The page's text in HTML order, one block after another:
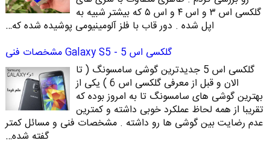
گلکسی اس ۳ و اس ۴ و اس ۵ که بیشتر شبیه به
اپل شده . دور قاب با فلز آلومینیومی پوشیده شده که…
گلکسی اس 5 - Galaxy S5 مشخصات فنی
گلکسی اس 5 جدیدترین گوشی سامسونگ ( تا
الان و قبل از معرفی گلکسی اس 6 ) یکی از
بهترین گوشی های سامسونگ تا به امروز بوده که
تقریبا از همه لحاظ عملکرد خوبی داشته و کمترین
عدم رضایت بین گوشی ها رو داشته . مشخصات فنی و مسائل کمتر
گفته شده…